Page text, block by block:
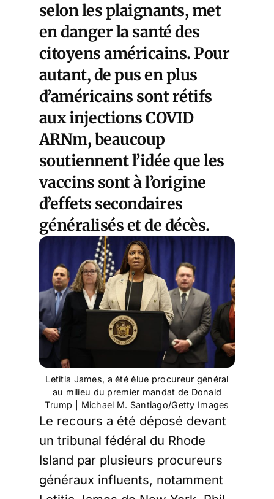
selon les plaignants, met
en danger la santé des
citoyens américains. Pour
autant, de pus en plus
d’américains sont rétifs
aux injections COVID
ARNm, beaucoup
soutiennent l’idée que les
vaccins sont à l’origine
d’effets secondaires
généralisés et de décès.
Letitia James, a été élue procureur général
au milieu du premier mandat de Donald
Trump | Michael M. Santiago/Getty Images
Le recours a été déposé devant
un tribunal fédéral du Rhode
Island par plusieurs procureurs
généraux influents, notamment